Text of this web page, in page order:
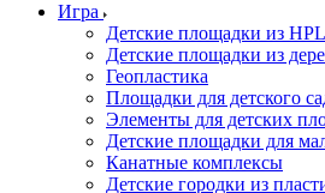
Игра
Детские площадки из
Детские площадки из
Геопластика
Площадки для детского
Элементы для детских
Детские площадки для
Канатные комплексы
Детские городки из